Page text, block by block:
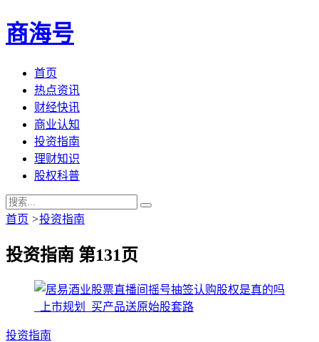
商海号
首页
热点资讯
财经快讯
商业认知
投资指南
理财知识
股权科普
首页 >投资指南
投资指南 第131页
投资指南